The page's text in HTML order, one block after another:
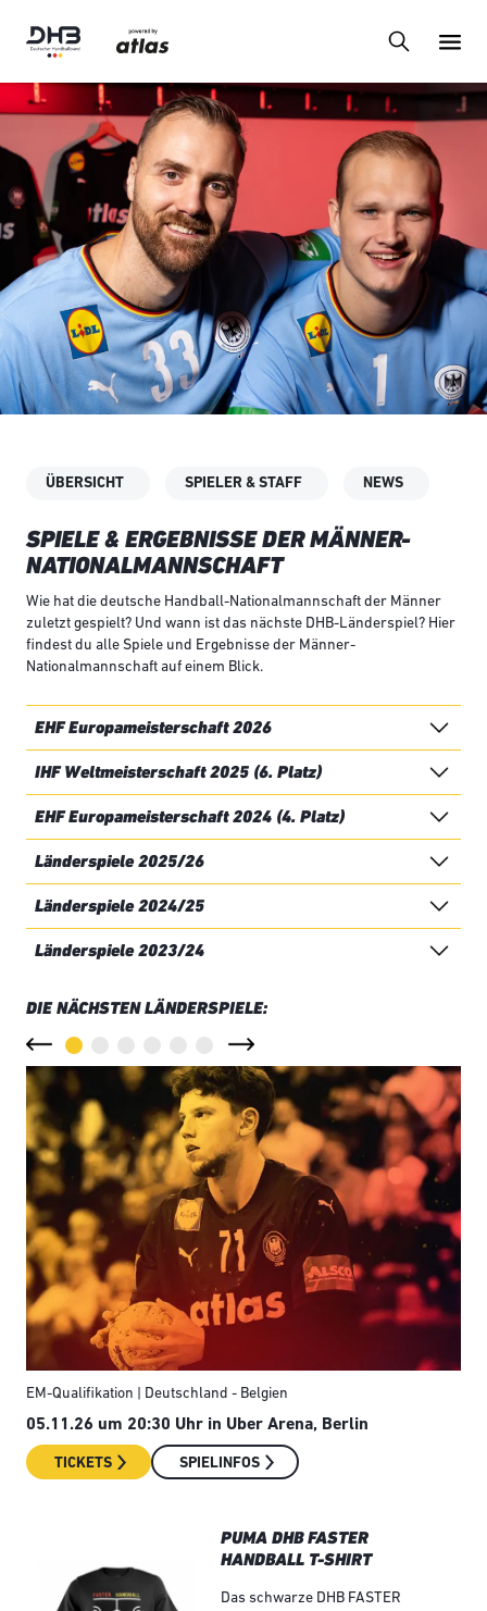
ÜBERSICHT SPIELER & STAFF NEWS
SPIELE & ERGEBNISSE DER MÄNNER-
NATIONALMANNSCHAFT
Wie hat die deutsche Handball-Nationalmannschaft der Männer
zuletzt gespielt? Und wann ist das nächste DHB-Länderspiel? Hier
findest du alle Spiele und Ergebnisse der Männer-
Nationalmannschaft auf einem Blick.
EHF Europameisterschaft 2026
IHF Weltmeisterschaft 2025 (6. Platz)
EHF Europameisterschaft 2024 (4. Platz)
Länderspiele 2025/26
Länderspiele 2024/25
Länderspiele 2023/24
DIE NÄCHSTEN LÄNDERSPIELE:
EM-Qualifikation | Deutschland - Belgien
05.11.26 um 20:30 Uhr in Uber Arena, Berlin
TICKETS SPIELINFOS
PUMA DHB FASTER
HANDBALL T-SHIRT
Das schwarze DHB FASTER